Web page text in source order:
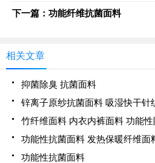
下一篇：功能纤维抗菌面料
相关文章
抑菌除臭 抗菌面料
锌离子原纱抗菌面料 吸湿快干针
竹纤维面料 内衣内裤面料 功能
功能性抗菌面料 发热保暖纤维面
功能性抗菌面料